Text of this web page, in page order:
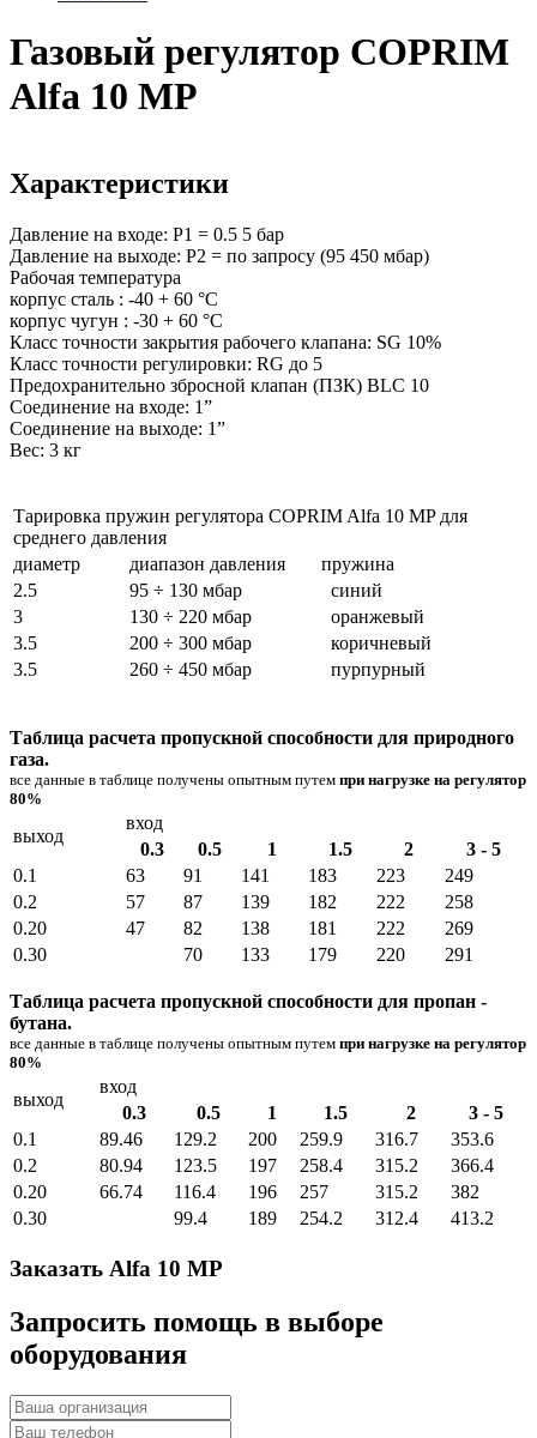
Газовый регулятор COPRIM
Alfa 10 MP
Характеристики
Давление на входе: P1 = 0.5 5 бар
Давление на выходе: P2 = по запросу (95 450 мбар)
Рабочая температура
корпус сталь : -40 + 60 °С
корпус чугун : -30 + 60 °С
Класс точности закрытия рабочего клапана: SG 10%
Класс точности регулировки: RG до 5
Предохранительно збросной клапан (ПЗК) BLC 10
Соединение на входе: 1”
Соединение на выходе: 1”
Вес: 3 кг
Тарировка пружин регулятора COPRIM Alfa 10 MP для
среднего давления
диаметр
диапазон давления
пружина
2.5
95 ÷ 130 мбар
синий
3
130 ÷ 220 мбар
оранжевый
3.5
200 ÷ 300 мбар
коричневый
3.5
260 ÷ 450 мбар пурпурный
Таблица расчета пропускной способности для природного
газа.
все данные в таблице получены опытным путем при нагрузке на регулятор
80%
выход
вход
0.3
0.5 1 1.5 2
3 - 5
0.1
63 91 141 183 223
249
0.2
57 87 139 182 222
258
0.20
47 82 138 181 222
269
0.30
70 133 179 220 291
Таблица расчета пропускной способности для пропан -
бутана.
все данные в таблице получены опытным путем при нагрузке на регулятор
80%
выход
вход
0.3
0.5 1 1.5 2
3 - 5
0.1
89.46 129.2 200 259.9 316.7
353.6
0.2
80.94 123.5 197 258.4 315.2
366.4
0.20
66.74 116.4 196 257 315.2
382
0.30
99.4 189 254.2 312.4 413.2
Заказать Alfa 10 MP
Запросить помощь в выборе
оборудования